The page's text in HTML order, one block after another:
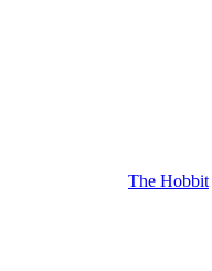
The Hobbit